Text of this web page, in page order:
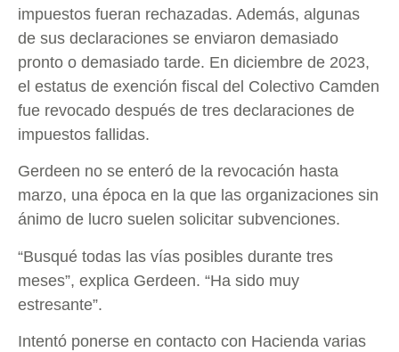
impuestos fueran rechazadas. Además, algunas
de sus declaraciones se enviaron demasiado
pronto o demasiado tarde. En diciembre de 2023,
el estatus de exención fiscal del Colectivo Camden
fue revocado después de tres declaraciones de
impuestos fallidas.
Gerdeen no se enteró de la revocación hasta
marzo, una época en la que las organizaciones sin
ánimo de lucro suelen solicitar subvenciones.
“Busqué todas las vías posibles durante tres
meses”, explica Gerdeen. “Ha sido muy
estresante”.
Intentó ponerse en contacto con Hacienda varias